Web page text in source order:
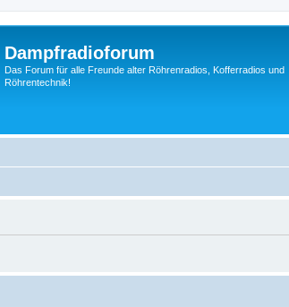
Dampfradioforum
Das Forum für alle Freunde alter Röhrenradios, Kofferradios und
Röhrentechnik!